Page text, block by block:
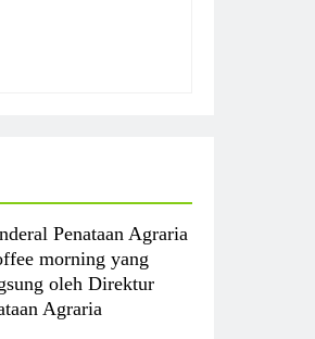
Penataan Agraria
morning yang
oleh Direktur
Agraria